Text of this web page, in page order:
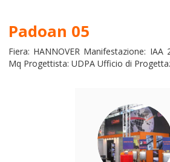
Padoan 05
Fiera: HANNOVER Manifestazione: IAA
Mq Progettista: UDPA Ufficio di